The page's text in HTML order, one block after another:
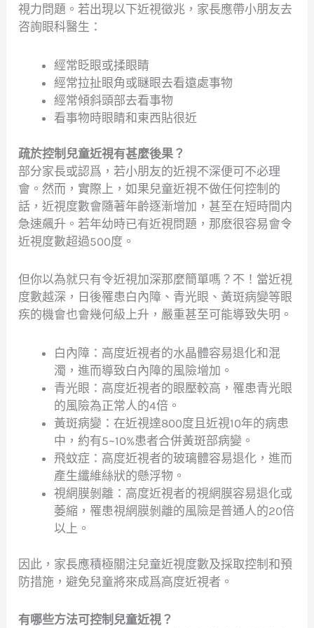
視力問題。若出現以下近視徵兆，家長應帶小朋友去
咨詢眼科醫生：
經常眨眼或揉眼睛
經常拉扯眼角或瞇眼去看遠處事物
經常傾斜頭部去看事物
看事物時眼睛和東西貼很近
疏於控制兒童近視有甚麼後果？
部分家長或認爲，若小朋友的近視不深便可不必理
會。然而，實際上，如果兒童近視不做任何控制的
話，近視度數會隨著年齡逐漸增加，甚至在短時間内
急速飆升。若年幼時已有近視問題，那麽很容易會令
近視度數超過500度。
但你以為就只有令近視加深那麼簡單嗎？不！當近視
度數越深，日後罹患白內障、青光眼、黃斑病變等眼
疾的機會也會幾何級上升，嚴重甚至可能導致失明。
白內障：高度近視者的水晶體容易退化和混
濁，進而導致白內障的風險增加。
青光眼：高度近視者的眼壓較高，罹患青光眼
的風險為正常人的4倍。
黃斑病變：在近視達800度且近視10年的病患
中，約有5~10%患者合併黃斑部病變。
飛蚊症：高度近視者的玻璃體容易退化，進而
產生纖維絲狀的懸浮物。
視網膜剝離：高度近視者的視網膜容易退化或
萎縮，罹患視網膜剝離的風險是普通人的20倍
以上。
因此，家長應積極關注兒童近視度數及採取控制和預
防措施，避免兒童將來成爲高度近視者。
有哪些方法可控制兒童近視？